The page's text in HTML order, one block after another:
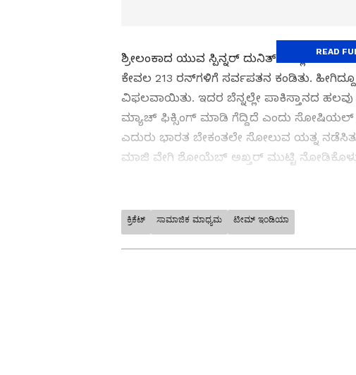
ಶ್ರೀಲಂಕಾದ ಯುವ ಸ್ಪಿನ್ನರ್ ದುನಿತ್ ವೆಲ್ಲಾಲಗೆ
ಕೇವಲ 213 ರನ್‌ಗಳಿಗೆ ಸರ್ವಪತನ ಕಂಡಿತು. ಹೀಗಿದ್ದೂ
ವಿಫಲವಾಯಿತು. ಇದರ ಬೆನ್ನಲ್ಲೇ ಪಾಕಿಸ್ತಾನದ
ಮ್ಯಾಚ್ ಫಿಕ್ಸಿಂಗ್ ಮಾಡಿ ಗೆದ್ದಿದೆ ಎಂದು ಸೋಷಿಯಲ್
ಎದುರು ಭಾರತ ಬೇಕಂತಲೇ ಸೋಲುವ ಯತ್ನ
ಮಾಜಿ ವೇಗಿ ಶೋಯೆಬ್ ಅಖ್ತರ್ ಮುಟ್ಟಿ
ವಾರ್ನಿಂಗ್
READ
ಕ್ರಿಕೆಟ್ ಮತ್ತು ಕ್ರೀಡಾ ಜಗತ್ತಿನ (Sports
ಕ್ರಿಕೆಟ್ ಸಾಮಾಜಿಕ ಮಾಧ್ಯಮ ಟೀಮ್ ಇಂಡಿಯಾ